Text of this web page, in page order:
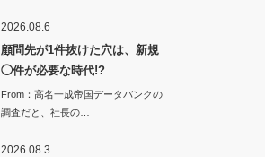
2026.08.6
顧問先が1件抜けた穴は、新規
◯件が必要な時代!?
From：高名一成帝国データバンクの
調査だと、社長の…
2026.08.3